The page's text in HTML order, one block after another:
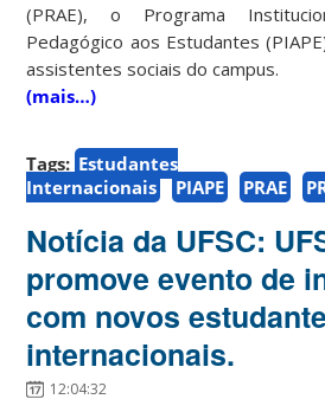
(PRAE), o Programa
Pedagógico aos Estudantes
assistentes sociais do campus.
(mais…)
Tags: Estudantes
Internacionais
PIAPE PRAE
Notícia da UFSC:
promove evento de
com novos
internacionais.
12:04:32